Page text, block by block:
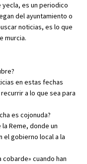
es un periodico
del ayuntamiento o
noticias, es lo que
murcia.
en estas fechas
a lo que sea para
es cojonuda?
la Reme, donde un
el gobierno local a la
cobarde» cuando han